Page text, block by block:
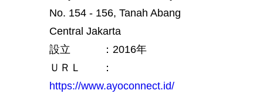
No. 154 - 156, Tanah Abang
Central Jakarta
設立 ：2016年
ＵＲＬ ：
https://www.ayoconnect.id/